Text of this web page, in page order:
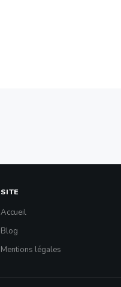
SITE
Accueil
Blog
Mentions légales